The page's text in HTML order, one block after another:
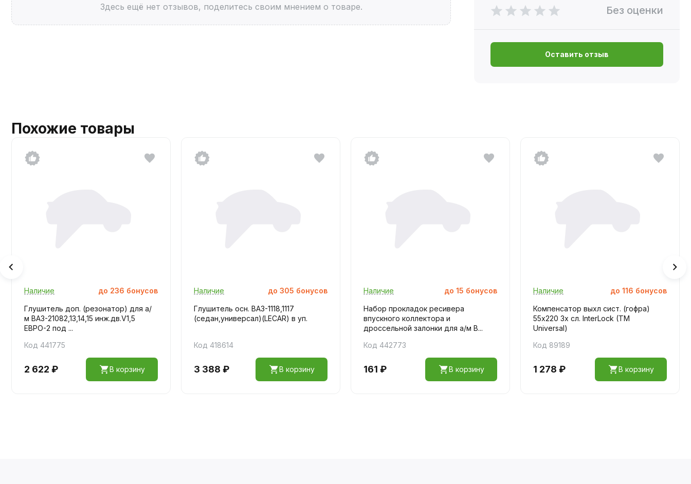
Здесь ещё нет отзывов, поделитесь своим мнением о товаре. Без оценки
Оставить отзыв
Похожие товары
Наличие до 236 бонусов
Глушитель доп. (резонатор) для а/
м ВАЗ-21082,13,14,15 инж.дв.V1,5
ЕВРО-2 под ...
Код 441775
2 622 ₽ В корзину
Наличие до 305 бонусов
Глушитель осн. ВАЗ-1118,1117
(седан,универсал)(LECAR) в уп.
Код 418614
3 388 ₽ В корзину
Наличие до 15 бонусов
Набор прокладок ресивера
впускного коллектора и
дроссельной залонки для а/м В...
Код 442773
161 ₽ В корзину
Наличие до 116 бонусов
Компенсатор выхл сист. (гофра)
55х220 3х сл. InterLock (TM
Universal)
Код 89189
1 278 ₽ В корзину